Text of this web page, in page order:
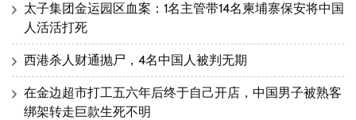
太子集团金运园区血案：1名主管带14名柬埔寨保安将中国
人活活打死
西港杀人财通抛尸，4名中国人被判无期
在金边超市打工五六年后终于自己开店，中国男子被熟客
绑架转走巨款生死不明